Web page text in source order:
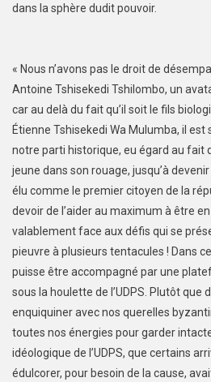
dans la sphère dudit pouvoir.
« Nous n’avons pas le droit de
Antoine Tshisekedi Tshilombo, un
car au delà du fait qu’il soit le fils
Étienne Tshisekedi Wa Mulumba, il
notre parti historique, eu égard au fait
jeune dans son rouage, jusqu’à
élu comme le premier citoyen de la
devoir de l’aider au maximum à être
valablement face aux défis qui se
pieuvre à plusieurs tentacules ! Dans
puisse être accompagné par une
sous la houlette de l’UDPS. Plutôt que
enquiquiner avec nos querelles
toutes nos énergies pour garder
idéologique de l’UDPS, que certains
édulcorer, pour besoin de la cause,